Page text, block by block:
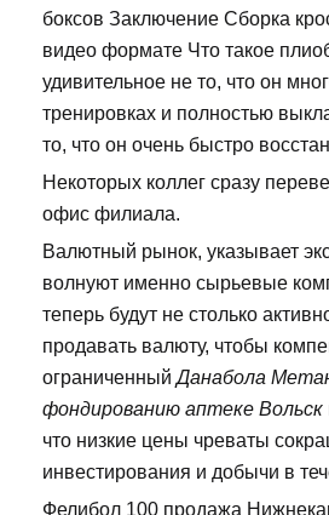
боксов Заключение Сборка
видео формате Что такое
удивительное не то, что он
тренировках и полностью
то, что он очень быстро
Некоторых коллег сразу
офис филиала.
Валютный рынок, указывает
волнуют именно сырьевые
теперь будут не столько
продавать валюту, чтобы
ограниченныйДанабола
фондированию аптеке Вольск
что низкие цены чреваты
инвестирования и добычи в
Фелибол 100 продажа